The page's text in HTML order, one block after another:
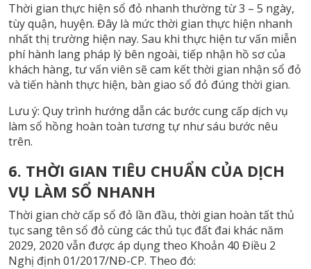
Thời gian thực hiện sổ đỏ nhanh thường từ 3 – 5 ngày,
tùy quận, huyện. Đây là mức thời gian thực hiện nhanh
nhất thị trường hiện nay. Sau khi thực hiện tư vấn miễn
phí hành lang pháp lý bên ngoài, tiếp nhận hồ sơ của
khách hàng, tư vấn viên sẽ cam kết thời gian nhận sổ đỏ
và tiến hành thực hiện, bàn giao sổ đỏ đúng thời gian.
Lưu ý: Quy trình hướng dẫn các bước cung cấp dịch vụ
làm sổ hồng hoàn toàn tương tự như sáu bước nêu
trên.
6. THỜI GIAN TIÊU CHUẨN CỦA DỊCH
VỤ LÀM SỔ NHANH
Thời gian chờ cấp sổ đỏ lần đầu, thời gian hoàn tất thủ
tục sang tên sổ đỏ cùng các thủ tục đất đai khác năm
2029, 2020 vẫn được áp dụng theo Khoản 40 Điều 2
Nghị định 01/2017/NĐ-CP. Theo đó: